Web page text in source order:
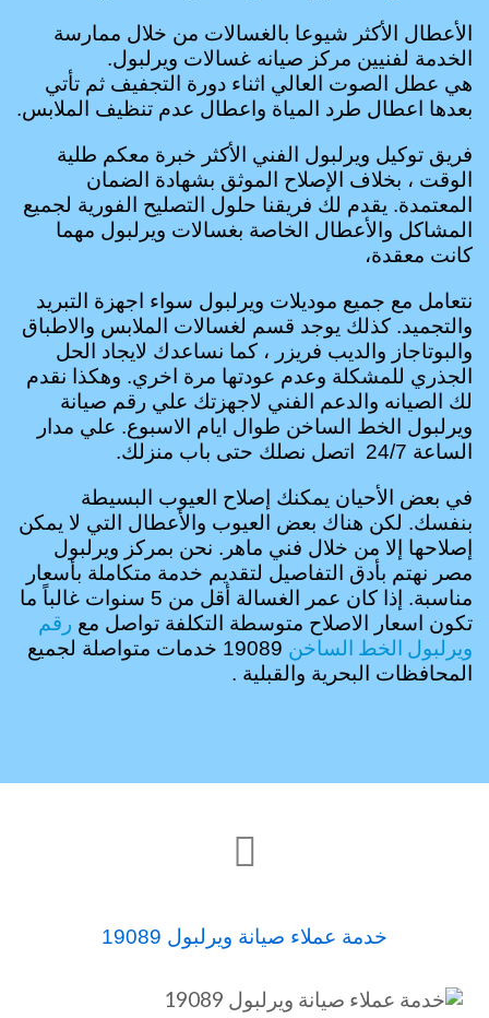
الأعطال الأكثر شيوعا بالغسالات من خلال ممارسة
الخدمة لفنيين مركز صيانه غسالات ويرلبول.
هي عطل الصوت العالي اثناء دورة التجفيف ثم تأتي
بعدها اعطال طرد المياة واعطال عدم تنظيف الملابس.
فريق توكيل ويرلبول الفني الأكثر خبرة معكم طلية
الوقت ، بخلاف الإصلاح الموثق بشهادة الضمان
المعتمدة. يقدم لك فريقنا حلول التصليح الفورية لجميع
المشاكل والأعطال الخاصة بغسالات ويرلبول مهما
كانت معقدة،
نتعامل مع جميع موديلات ويرلبول سواء اجهزة التبريد
والتجميد. كذلك يوجد قسم لغسالات الملابس والاطباق
والبوتاجاز والديب فريزر ، كما نساعدك لايجاد الحل
الجذري للمشكلة وعدم عودتها مرة اخري. وهكذا نقدم
لك الصيانه والدعم الفني لاجهزتك علي رقم صيانة
ويرلبول الخط الساخن طوال ايام الاسبوع. علي مدار
الساعة 24/7 اتصل نصلك حتى باب منزلك.
في بعض الأحيان يمكنك إصلاح العيوب البسيطة
بنفسك. لكن هناك بعض العيوب والأعطال التي لا يمكن
إصلاحها إلا من خلال فني ماهر. نحن بمركز ويرلبول
مصر نهتم بأدق التفاصيل لتقديم خدمة متكاملة بأسعار
مناسبة. إذا كان عمر الغسالة أقل من 5 سنوات غالباً ما
تكون اسعار الاصلاح متوسطة التكلفة تواصل مع رقم
ويرلبول الخط الساخن
19089 خدمات متواصلة لجميع
المحافظات البحرية والقبلية .

خدمة عملاء صيانة ويرلبول 19089